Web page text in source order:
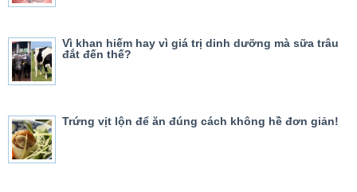
Vì khan hiếm hay vì giá trị dinh dưỡng mà sữa trâu
đắt đến thế?
Trứng vịt lộn để ăn đúng cách không hề đơn giản!